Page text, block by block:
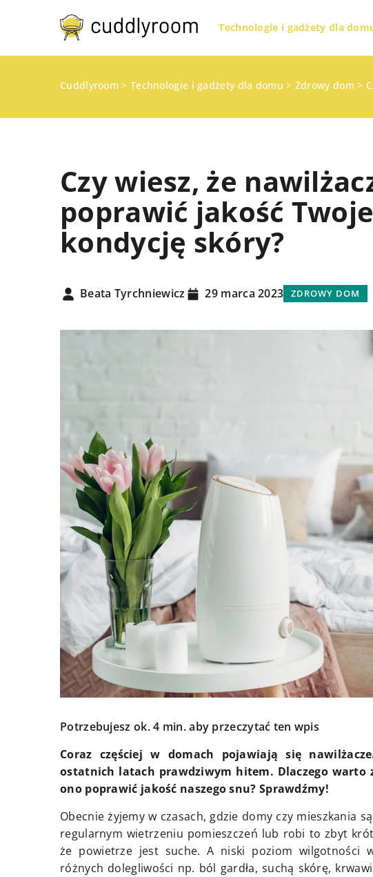
Technologie i gadżety dla
Cuddlyroom > Technologie i gadżety dla domu > Zdrowy dom >
Czy wiesz, że
poprawić jakość
kondycję skóry?
Beata Tyrchniewicz 29 marca 2023 ZDROWY DOM
Potrzebujesz ok. 4 min. aby przeczytać ten wpis
Coraz częściej w domach pojawiają się
ostatnich latach prawdziwym hitem. Dlaczego warto
ono poprawić jakość naszego snu? Sprawdźmy!
Obecnie żyjemy w czasach, gdzie domy czy mieszkania
regularnym wietrzeniu pomieszczeń lub robi to zbyt
że powietrze jest suche. A niski poziom wilgotności
różnych dolegliwości np. ból gardła, suchą skórę,
DOMOWE OBOWIĄZKI
KUCHNIA I GOTOWANIE
dotyczące utrzymania armatury
kuchennej w doskonałym stanie.
Dowiedz się, jak zadbaj o sprzęt,
służył Ci jak najdłużej.